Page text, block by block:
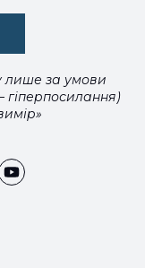
лише за умови
гіперпосилання)